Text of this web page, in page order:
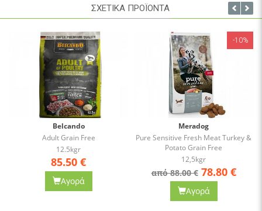
ΣΧΕΤΙΚΑ ΠΡΟΪΟΝΤΑ
Meradog
Pure Sensitive Fresh Meat Turkey &
Potato Grain Free
12,5kgr
από 88.00 €
Αγορά
Meradog
PURE FRESH MEAT CHICKEN
POTATO-GRAIN FREE
12.5kgr
από 88.50 € 78.80
Αγορά